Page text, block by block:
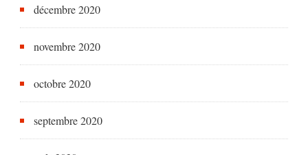
décembre 2020
novembre 2020
octobre 2020
septembre 2020